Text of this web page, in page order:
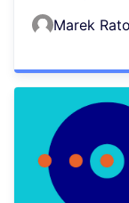
Marek